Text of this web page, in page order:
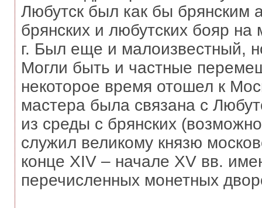
Любутск был как бы брянским
брянских и любутских бояр
г. Был еще и малоизвестный,
Могли быть и частные
некоторое время отошел к
мастера была связана с
из среды с брянских
служил великому князю
конце XIV – начале XV вв.
перечисленных монетных